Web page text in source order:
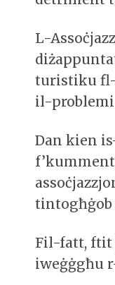
L-
turistiku fl-
il-
Dan kien
Fil-fatt, ftit
iweġġgħu